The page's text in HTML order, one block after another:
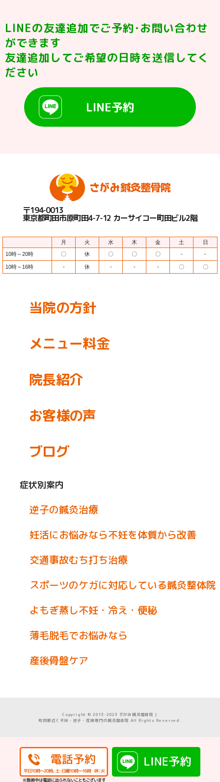
LINEの友達追加でご予約･お問い合わせ
ができます
友達追加してご希望の日時を送信してく
ださい
LINE予約
〒194-0013
東京都町田市原町田4-7-12 カーサイコー町田ビル2階
月 火 水 木 金 土
日
10時～20時
〇 休 〇 〇 〇 - -
10時～16時 - 休 - - - 〇 〇
当院の方針
メニュー料金
院長紹介
お客様の声
ブログ
症状別案内
逆子の鍼灸治療
妊活にお悩みなら不妊を体質から改善
交通事故むち打ち治療
スポーツのケガに対応している鍼灸整体院
よもぎ蒸し不妊・冷え・便秘
薄毛脱毛でお悩みなら
産後骨盤ケア
Copyright © 2013-2023 さがみ鍼灸整骨院｜
町田駅近く不妊・逆子・産後専門の鍼灸整体院 All Rights Reserved.